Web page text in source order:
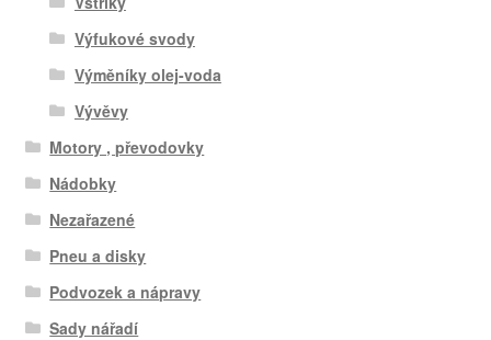
Výfukové svody
Výměníky olej-voda
Vývěvy
Motory , převodovky
Nádobky
Nezařazené
Pneu a disky
Podvozek a nápravy
Sady nářadí